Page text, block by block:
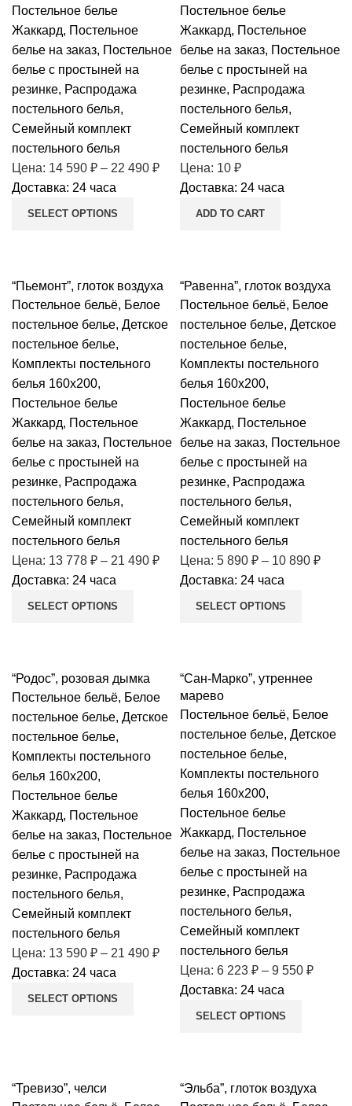
Постельное белье
Жаккард, Постельное
белье на заказ, Постельное
белье с простыней на
резинке, Распродажа
постельного белья,
Семейный комплект
постельного белья
Цена: 14 590 ₽ – 22 490 ₽
Доставка: 24 часа
SELECT OPTIONS
Постельное белье
Жаккард, Постельное
белье на заказ, Постельное
белье с простыней на
резинке, Распродажа
постельного белья,
Семейный комплект
постельного белья
Цена: 10 ₽
Доставка: 24 часа
ADD TO CART
“Пьемонт”, глоток воздуха
Постельное бельё, Белое
постельное белье, Детское
постельное белье,
Комплекты постельного
белья 160х200,
Постельное белье
Жаккард, Постельное
белье на заказ, Постельное
белье с простыней на
резинке, Распродажа
постельного белья,
Семейный комплект
постельного белья
Цена: 13 778 ₽ – 21 490 ₽
Доставка: 24 часа
SELECT OPTIONS
“Равенна”, глоток воздуха
Постельное бельё, Белое
постельное белье, Детское
постельное белье,
Комплекты постельного
белья 160х200,
Постельное белье
Жаккард, Постельное
белье на заказ, Постельное
белье с простыней на
резинке, Распродажа
постельного белья,
Семейный комплект
постельного белья
Цена: 5 890 ₽ – 10 890 ₽
Доставка: 24 часа
SELECT OPTIONS
“Родос”, розовая дымка
Постельное бельё, Белое
постельное белье, Детское
постельное белье,
Комплекты постельного
белья 160х200,
Постельное белье
Жаккард, Постельное
белье на заказ, Постельное
белье с простыней на
резинке, Распродажа
постельного белья,
Семейный комплект
постельного белья
Цена: 13 590 ₽ – 21 490 ₽
Доставка: 24 часа
SELECT OPTIONS
“Сан-Марко”, утреннее
марево
Постельное бельё, Белое
постельное белье, Детское
постельное белье,
Комплекты постельного
белья 160х200,
Постельное белье
Жаккард, Постельное
белье на заказ, Постельное
белье с простыней на
резинке, Распродажа
постельного белья,
Семейный комплект
постельного белья
Цена: 6 223 ₽ – 9 550 ₽
Доставка: 24 часа
SELECT OPTIONS
“Тревизо”, челси
“Эльба”, глоток воздуха